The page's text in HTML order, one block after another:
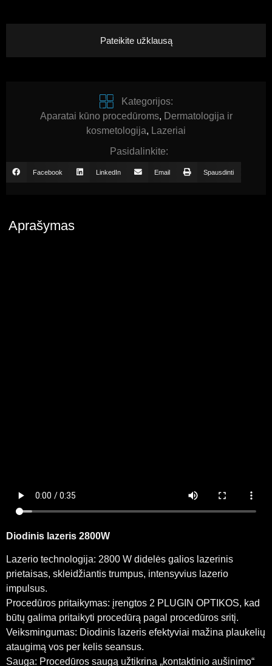
Pateikite užklausą
Kategorijos:
Aparatai kūno procedūroms, Dermatologija ir
kosmetologija, Lazeriai
Pasidalinkite:
Facebook LinkedIn Email Spausdinti
Aprašymas
Diodinis lazeris 2800W
Lazerio technologija: 2800 W didelės galios lazerinis
prietaisas, skleidžiantis trumpus, intensyvius lazerio
impulsus.
Procedūros pritaikymas: įrengtos 2 PLUGIN OPTIKOS, kad
būtų galima pritaikyti procedūrą pagal procedūros sritį.
Veiksmingumas: Diodinis lazeris efektyviai mažina plaukelių
ataugimą vos per kelis seansus.
Sauga: Procedūros saugą užtikrina „kontaktinio aušinimo“